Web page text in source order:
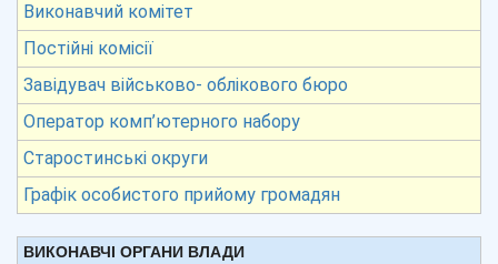
Виконавчий комітет
Постійні комісії
Завідувач військово- облікового бюро
Оператор комп’ютерного набору
Старостинські округи
Графік особистого прийому громадян
ВИКОНАВЧІ ОРГАНИ ВЛАДИ